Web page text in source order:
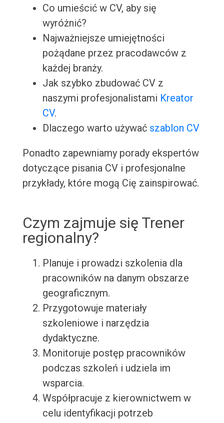
Co umieścić w CV, aby się
wyróżnić?
Najważniejsze umiejętności
pożądane przez pracodawców z
każdej branży.
Jak szybko zbudować CV z
naszymi profesjonalistami Kreator
CV.
Dlaczego warto używać szablon CV
Ponadto zapewniamy porady ekspertów
dotyczące pisania CV i profesjonalne
przykłady, które mogą Cię zainspirować.
Czym zajmuje się Trener
regionalny?
Planuje i prowadzi szkolenia dla
pracowników na danym obszarze
geograficznym.
Przygotowuje materiały
szkoleniowe i narzędzia
dydaktyczne.
Monitoruje postęp pracowników
podczas szkoleń i udziela im
wsparcia.
Współpracuje z kierownictwem w
celu identyfikacji potrzeb